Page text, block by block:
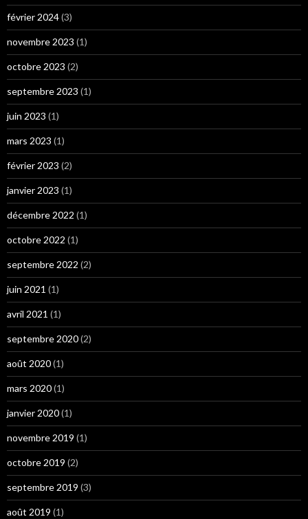
février 2024(3)
novembre 2023 (1)
octobre 2023 (2)
septembre 2023 (1)
juin 2023 (1)
mars 2023 (1)
février 2023 (2)
janvier 2023 (1)
décembre 2022 (1)
octobre 2022 (1)
septembre 2022 (2)
juin 2021 (1)
avril 2021 (1)
septembre 2020(2)
août 2020(1)
mars 2020(1)
janvier 2020(1)
novembre 2019 (1)
octobre 2019 (2)
septembre 2019 (3)
août 2019 (1)